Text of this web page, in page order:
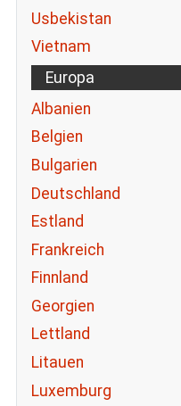
Usbekistan
Vietnam
Europa
Albanien
Belgien
Bulgarien
Deutschland
Estland
Frankreich
Finnland
Georgien
Lettland
Litauen
Luxemburg